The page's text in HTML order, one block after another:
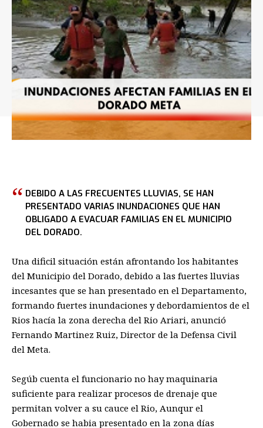
DEBIDO A LAS FRECUENTES LLUVIAS, SE HAN
PRESENTADO VARIAS INUNDACIONES QUE HAN
OBLIGADO A EVACUAR FAMILIAS EN EL MUNICIPIO
DEL DORADO.
Una dificil situación están afrontando los habitantes
del Municipio del Dorado, debido a las fuertes lluvias
incesantes que se han presentado en el Departamento,
formando fuertes inundaciones y debordamientos de el
Rios hacía la zona derecha del Rio Ariari, anunció
Fernando Martinez Ruiz, Director de la Defensa Civil
del Meta.
Segúb cuenta el funcionario no hay maquinaria
suficiente para realizar procesos de drenaje que
permitan volver a su cauce el Rio, Aunqur el
Gobernado se habia presentado en la zona días